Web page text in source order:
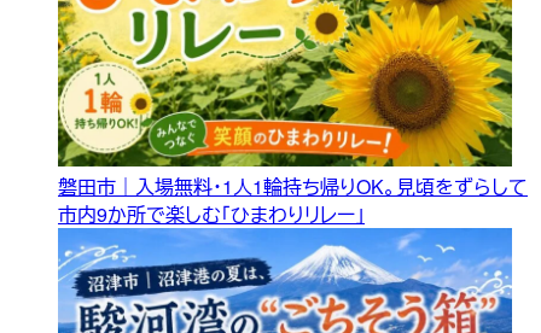
磐田市｜入場無料・1人1輪持ち帰りOK。見頃をずらして
市内9か所で楽しむ「ひまわりリレー」